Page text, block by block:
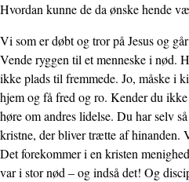
Hvordan kunne de da ønske hende
Vi som er døbt og tror på Jesus og
Vende ryggen til et menneske i nød.
ikke plads til fremmede. Jo, måske i
hjem og få fred og ro. Kender du
høre om andres lidelse. Du har selv
kristne, der bliver trætte af hinanden.
Det forekommer i en kristen
var i stor nød – og indså det! Og